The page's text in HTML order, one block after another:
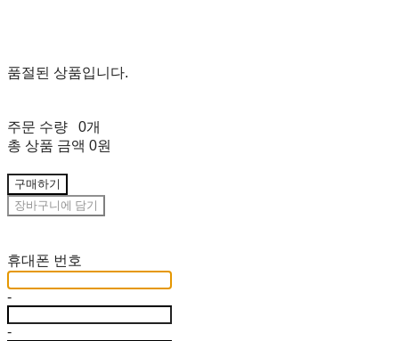
품절된 상품입니다.
주문 수량
0개
총 상품 금액 0원
구매하기
장바구니에 담기
휴대폰 번호
-
-